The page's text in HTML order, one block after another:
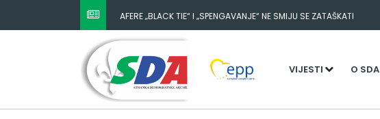
AFERE „BLACK TIE“ I „SPENGAVANJE“ NE SMIJU SE ZATAŠKATI
VIJESTI O SDA